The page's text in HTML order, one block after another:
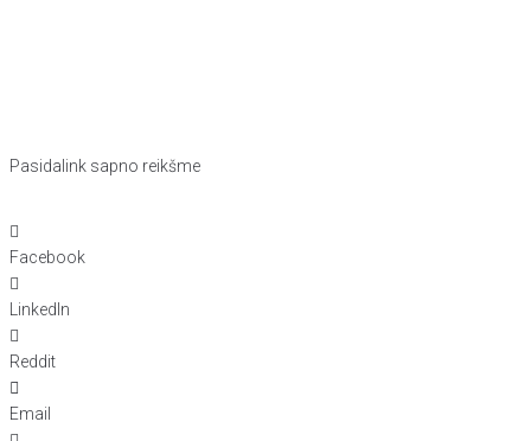
Pasidalink sapno reikšme
Facebook
LinkedIn
Reddit
Email